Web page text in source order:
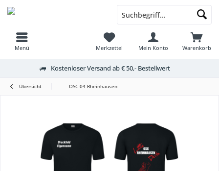
Menü Warenkorb
Merkzettel Mein Konto
Kostenloser Versand ab € 50,- Bestellwert
Übersicht OSC 04 Rheinhausen